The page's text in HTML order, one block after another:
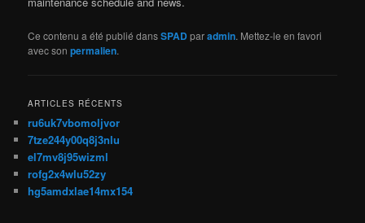
Ce contenu a été publié dansSPAD paradmin. Mettez-le en favori
avec sonpermalien.
ARTICLES RÉCENTS
ru6uk7vbomoljvor
7tze244y00q8j3nlu
el7mv8j95wizml
rofg2x4wlu52zy
hg5amdxlae14mx154